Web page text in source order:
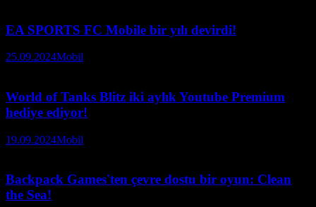
EA SPORTS FC Mobile bir yılı devirdi!
25.09.2024Mobil
World of Tanks Blitz iki aylık Youtube Premium
hediye ediyor!
19.09.2024Mobil
Backpack Games'ten çevre dostu bir oyun: Clean
the Sea!